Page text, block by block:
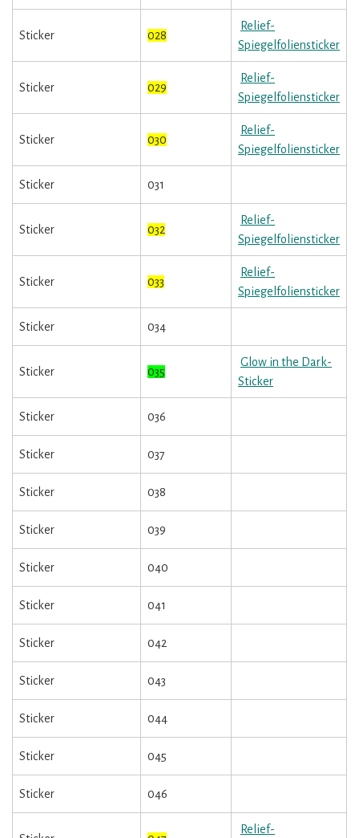
Sticker 028
Relief-
Spiegelfoliensticker
Sticker 029
Relief-
Spiegelfoliensticker
Sticker 030
Relief-
Spiegelfoliensticker
Sticker 031
Sticker 032
Relief-
Spiegelfoliensticker
Sticker 033
Relief-
Spiegelfoliensticker
Sticker 034
Sticker 035
Glow in the Dark-
Sticker
Sticker 036
Sticker 037
Sticker 038
Sticker 039
Sticker 040
Sticker 041
Sticker 042
Sticker 043
Sticker 044
Sticker 045
Sticker 046
Relief-